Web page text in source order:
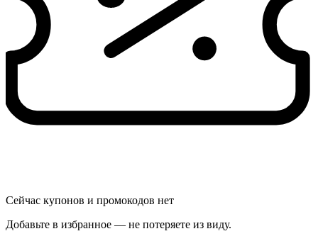
Сейчас купонов и промокодов нет
Добавьте в избранное — не потеряете из виду.